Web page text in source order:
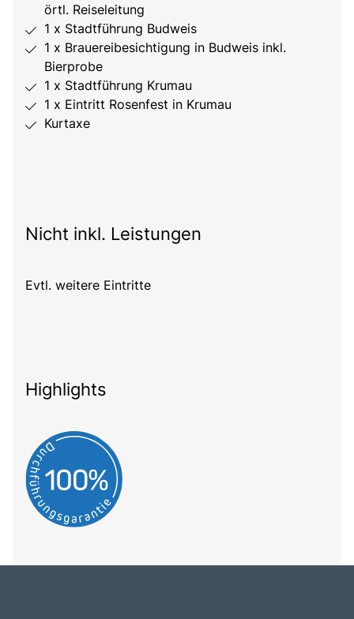
örtl. Reiseleitung
1 x Stadtführung Budweis
1 x Brauereibesichtigung in Budweis inkl.
Bierprobe
1 x Stadtführung Krumau
1 x Eintritt Rosenfest in Krumau
Kurtaxe
Nicht inkl. Leistungen
Evtl. weitere Eintritte
Highlights